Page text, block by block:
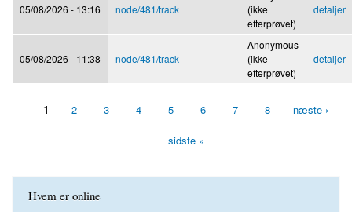
05/08/2026 - 13:16 node/481/track
(ikke
efterprøvet)
detaljer
05/08/2026 - 11:38 node/481/track
Anonymous
(ikke
efterprøvet)
detaljer
1 2 3 4 5 6 7 8 næste ›
sidste »
Hvem er online